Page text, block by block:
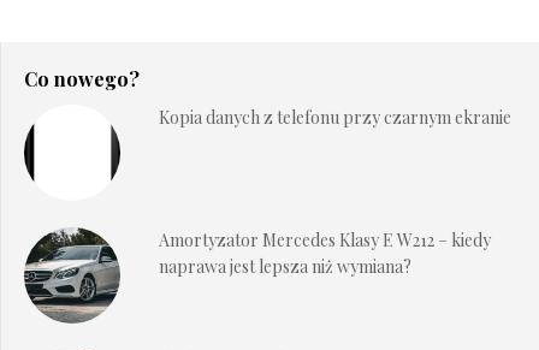
Co nowego?
Kopia danych z telefonu przy czarnym ekranie
Amortyzator Mercedes Klasy E W212 – kiedy
naprawa jest lepsza niż wymiana?